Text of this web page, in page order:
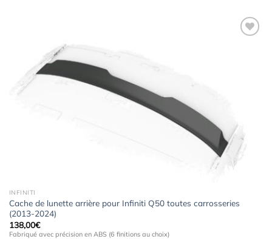
INFINITI
Cache de lunette arrière pour Infiniti Q50 toutes carrosseries
(2013-2024)
138,00€
Fabriqué avec précision en ABS (6 finitions au choix)